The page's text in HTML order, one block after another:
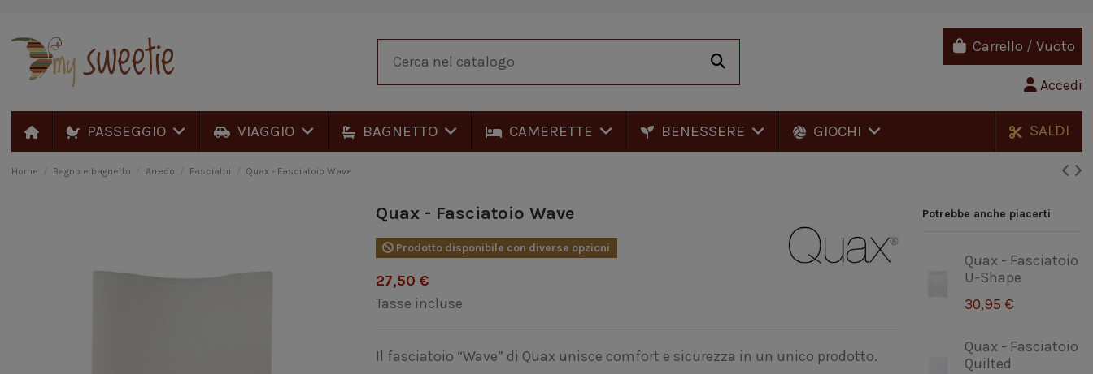
Carrello / Vuoto
Accedi
PASSEGGIO VIAGGIO BAGNETTO CAMERETTE BENESSERE GIOCHI SALDI
Home Bagno e bagnetto Arredo Fasciatoi Quax - Fasciatoio Wave
Quax - Fasciatoio Wave
Prodotto disponibile con diverse opzioni
27,50 €
Tasse incluse
Il fasciatoio “Wave” di Quax unisce comfort e sicurezza in un unico prodotto.
Potrebbe anche piacerti
Quax - Fasciatoio
U-Shape
30,95 €
Quax - Fasciatoio
Quilted